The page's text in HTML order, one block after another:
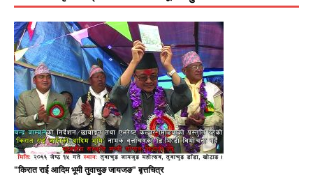
"किरात राई आदिम भूमी तुवाचुङ जायजङ" बृत्तचित्र